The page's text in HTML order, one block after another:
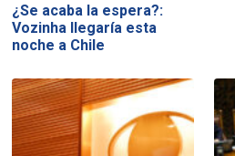
¿Se acaba la espera?:
Vozinha llegaría esta
noche a Chile